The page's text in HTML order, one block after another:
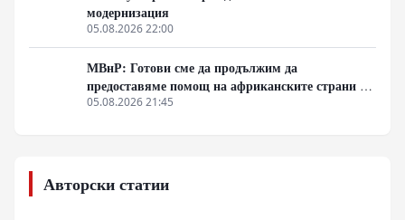
модернизация
05.08.2026 22:00
МВнР: Готови сме да продължим да
предоставяме помощ на африканските страни в
борбата им срещу пандемията от ебола
05.08.2026 21:45
Авторски статии